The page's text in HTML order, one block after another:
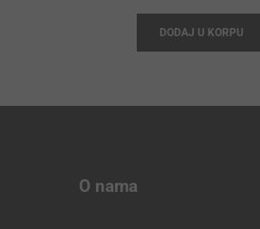
DODAJ U KORPU
O nama